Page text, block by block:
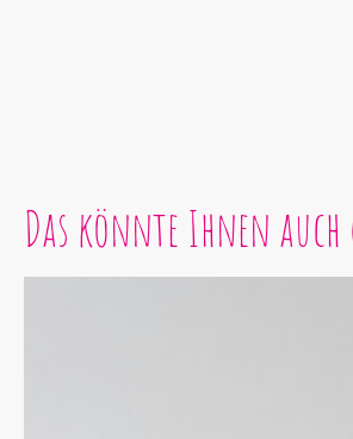
Das könnte Ihnen